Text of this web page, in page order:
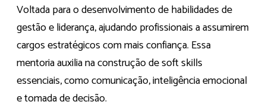
Voltada para o desenvolvimento de habilidades de
gestão e liderança, ajudando profissionais a assumirem
cargos estratégicos com mais confiança. Essa
mentoria auxilia na construção de soft skills
essenciais, como comunicação, inteligência emocional
e tomada de decisão.